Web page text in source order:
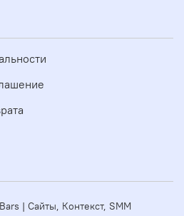
| Сайты, Контекст, SMM